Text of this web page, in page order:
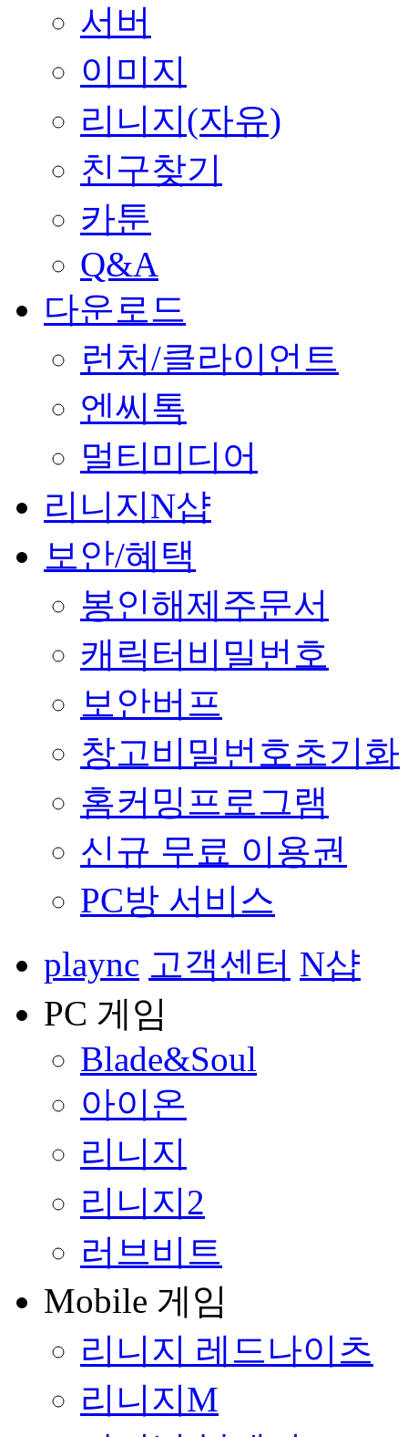
서버
이미지
리니지(자유)
친구찾기
카툰
Q&A
다운로드
런처/클라이언트
엔씨톡
멀티미디어
리니지N샵
보안/혜택
봉인해제주문서
캐릭터비밀번호
보안버프
창고비밀번호초기화
홈커밍프로그램
신규 무료 이용권
PC방 서비스
plaync 고객센터 N샵
PC 게임
Blade&Soul
아이온
리니지
리니지2
러브비트
Mobile 게임
리니지 레드나이츠
리니지M